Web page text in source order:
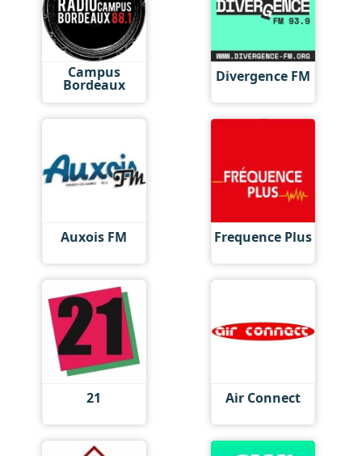
Campus
Bordeaux Divergence FM
Auxois FM Frequence Plus
21 Air Connect